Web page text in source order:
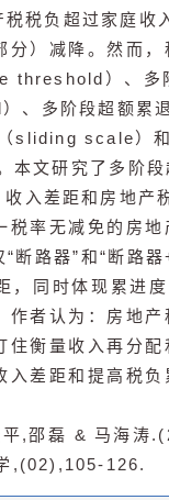
税负超过家庭收
）减降。然而
threshold）、多
、多阶段超额累
sliding scale）
文研究了多阶段
入差距和房地产
率无减免的房地
断路器”和“断路
，同时体现累进度
者认为：房地
住衡量收入再分
差距和提高税
,邵磊 & 马海涛
,(02),105-126.